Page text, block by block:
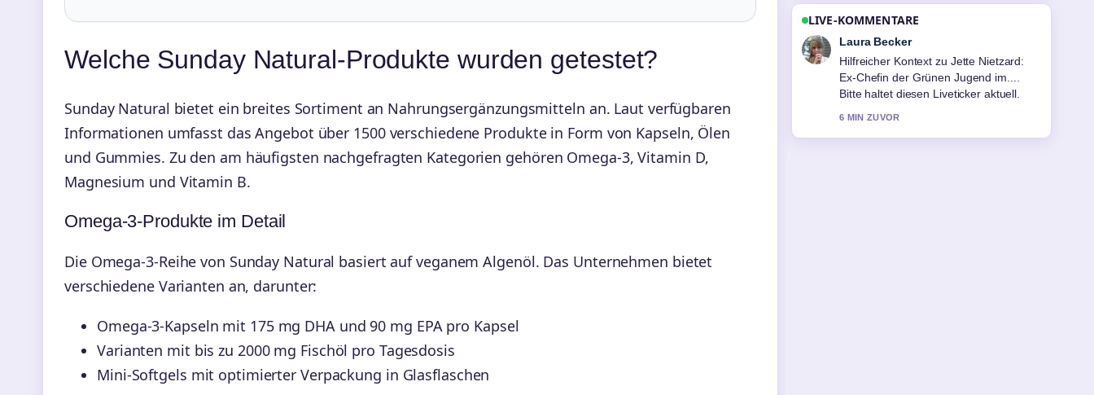
Welche Sunday Natural-Produkte wurden getestet?
Sunday Natural bietet ein breites Sortiment an Nahrungsergänzungsmitteln an. Laut verfügbaren
Informationen umfasst das Angebot über 1500 verschiedene Produkte in Form von Kapseln, Ölen
und Gummies. Zu den am häufigsten nachgefragten Kategorien gehören Omega-3, Vitamin D,
Magnesium und Vitamin B.
Omega-3-Produkte im Detail
Die Omega-3-Reihe von Sunday Natural basiert auf veganem Algenöl. Das Unternehmen bietet
verschiedene Varianten an, darunter:
Omega-3-Kapseln mit 175 mg DHA und 90 mg EPA pro Kapsel
Varianten mit bis zu 2000 mg Fischöl pro Tagesdosis
Mini-Softgels mit optimierter Verpackung in Glasflaschen
LIVE-KOMMENTARE
Nico Hoffmann
Die Berichterstattung zu Mareike
Carrière: Großstadtrevier, Krebs und ihr
Vermächtnis wirkt solide und sehr gut